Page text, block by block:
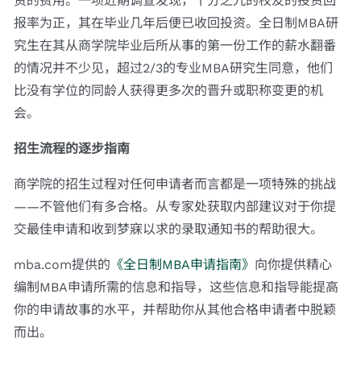
报率为正，其在毕业几年后便已收回投资。全日制MBA研
究生在其从商学院毕业后所从事的第一份工作的薪水翻番
的情况并不少见，超过2/3的专业MBA研究生同意，他们
比没有学位的同龄人获得更多次的晋升或职称变更的机
会。
招生流程的逐步指南
商学院的招生过程对任何申请者而言都是一项特殊的挑战
——不管他们有多合格。从专家处获取内部建议对于你提
交最佳申请和收到梦寐以求的录取通知书的帮助很大。
mba.com提供的 《全日制MBA申请指南》 向你提供精心
编制MBA申请所需的信息和指导，这些信息和指导能提高
你的申请故事的水平，并帮助你从其他合格申请者中脱颖
而出。